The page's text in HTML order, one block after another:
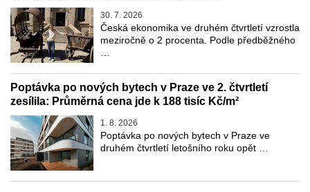
30. 7. 2026
Česká ekonomika ve druhém čtvrtletí vzrostla
meziročně o 2 procenta. Podle předběžného
Poptávka po nových bytech v Praze ve 2. čtvrtletí
zesílila: Průměrná cena jde k 188 tisíc Kč/m²
1. 8. 2026
Poptávka po nových bytech v Praze ve
druhém čtvrtletí letošního roku opět …